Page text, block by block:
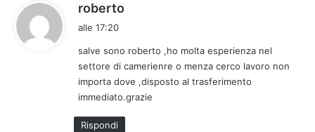
roberto
e
t
t
o
:
alle 17:20
salve sono roberto ,ho molta esperienza nel
settore di camerienre o menza cerco lavoro non
importa dove ,disposto al trasferimento
immediato.grazie
Rispondi